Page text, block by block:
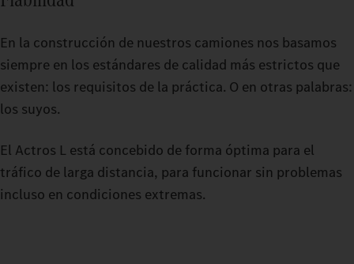
En la construcción de nuestros camiones nos basamos
siempre en los estándares de calidad más estrictos que
existen: los requisitos de la práctica. O en otras palabras:
los suyos.
El Actros L está concebido de forma óptima para el
tráfico de larga distancia, para funcionar sin problemas
incluso en condiciones extremas.